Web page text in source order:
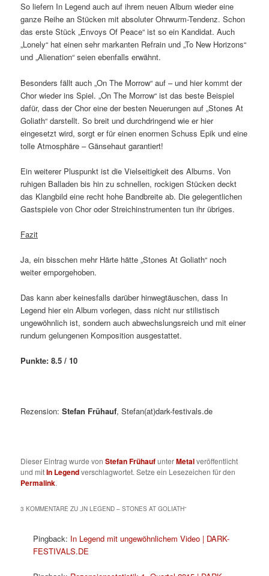
So liefern In Legend auch auf ihrem neuen Album wieder eine
ganze Reihe an Stücken mit absoluter Ohrwurm-Tendenz. Schon
das erste Stück „Envoys Of Peace“ ist so ein Kandidat. Auch
„Lonely“ hat einen sehr markanten Refrain und „To New Horizons“
und „Alienation“ seien ebenfalls erwähnt.
Besonders fällt auch „On The Morrow“ auf – und hier kommt der
Chor wieder ins Spiel. „On The Morrow“ ist das beste Beispiel
dafür, dass der Chor eine der besten Neuerungen auf „Stones At
Goliath“ darstellt. So breit und durchdringend wie er hier
eingesetzt wird, sorgt er für einen enormen Schuss Epik und eine
tolle Atmosphäre – Gänsehaut garantiert!
Ein weiterer Pluspunkt ist die Vielseitigkeit des Albums. Von
ruhigen Balladen bis hin zu schnellen, rockigen Stücken deckt
das Klangbild eine recht hohe Bandbreite ab. Die gelegentlichen
Gastspiele von Chor oder Streichinstrumenten tun ihr übriges.
Fazit
Ja, ein bisschen mehr Härte hätte „Stones At Goliath“ noch
weiter emporgehoben.
Das kann aber keinesfalls darüber hinwegtäuschen, dass In
Legend hier ein Album vorlegen, dass nicht nur stilistisch
ungewöhnlich ist, sondern auch abwechslungsreich und mit einer
rundum gelungenen Komposition ausgestattet.
Punkte: 8.5 / 10
Rezension:Stefan Frühauf, Stefan(at)dark-festivals.de
Dieser Eintrag wurde vonStefan FrühaufunterMetalveröffentlicht
und mitIn Legendverschlagwortet. Setze ein Lesezeichen für den
Permalink.
3 KOMMENTARE ZU „IN LEGEND – STONES AT GOLIATH“
Pingback: In Legend mit ungewöhnlichem Video | DARK-
FESTIVALS.DE